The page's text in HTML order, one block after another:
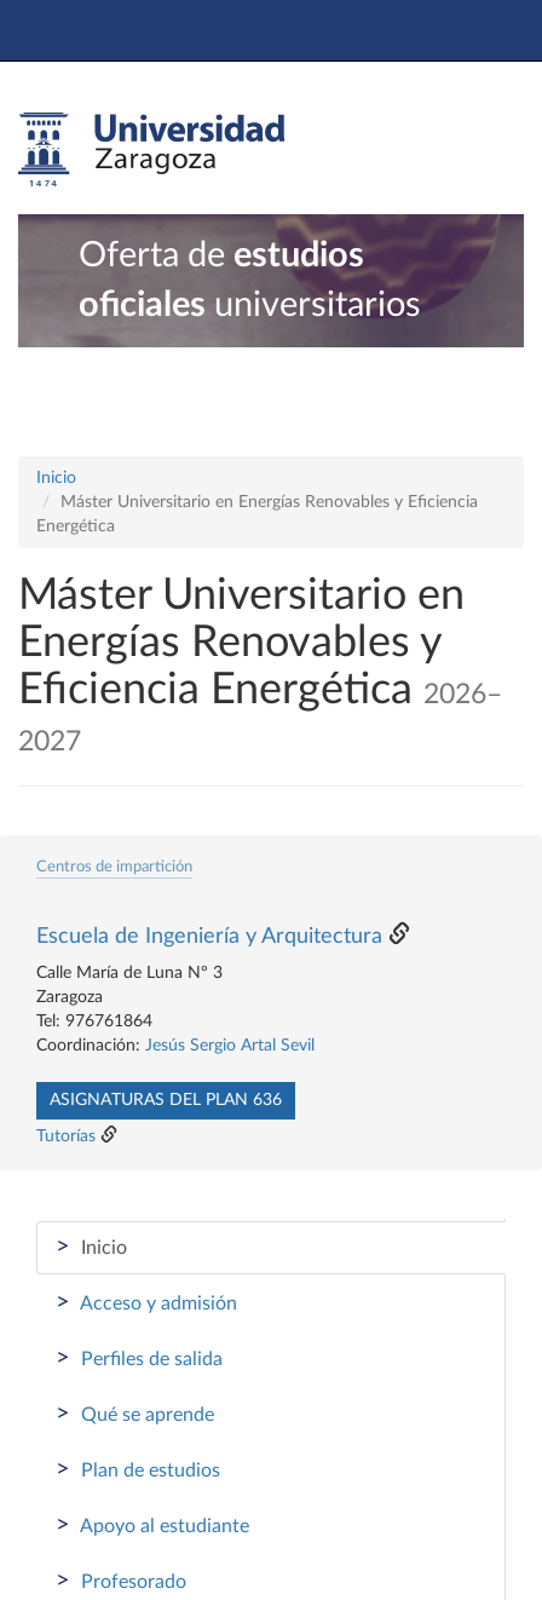
Oferta de estudios
oficiales universitarios
Inicio
Máster Universitario en Energías Renovables y Eficiencia
Energética
Máster Universitario en
Energías Renovables y
Eficiencia Energética 2026–
2027
Centros de impartición
Escuela de Ingeniería y Arquitectura
Calle María de Luna Nº 3
Zaragoza
Tel: 976761864
Coordinación: Jesús Sergio Artal Sevil
ASIGNATURAS DEL PLAN 636
Tutorías
> Inicio
> Acceso y admisión
> Perfiles de salida
> Qué se aprende
> Plan de estudios
> Apoyo al estudiante
> Profesorado